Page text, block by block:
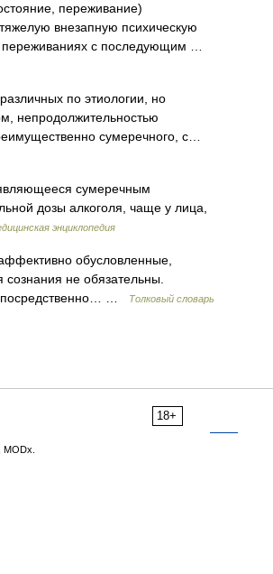
переживание)
внезапную психическую
переживаниях с последующим …
по этиологии, но
непродолжительностью
сумеречного, с…
сумеречным
дозы алкоголя, чаще у лица,
энциклопедия
обусловленные,
не обязательны.
…
Толковый словарь
18+